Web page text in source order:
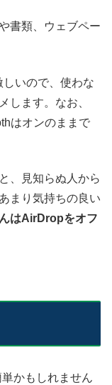
書類、ウェブペー
いので、使わな
します。なお、
はオンのままで
、見知らぬ人から
まり気持ちの良い
はAirDropをオフ
かもしれません